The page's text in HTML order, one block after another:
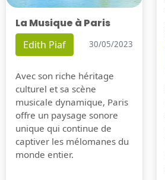
La Musique à Paris
Edith Piaf 30/05/2023
Avec son riche héritage
culturel et sa scène
musicale dynamique, Paris
offre un paysage sonore
unique qui continue de
captiver les mélomanes du
monde entier.